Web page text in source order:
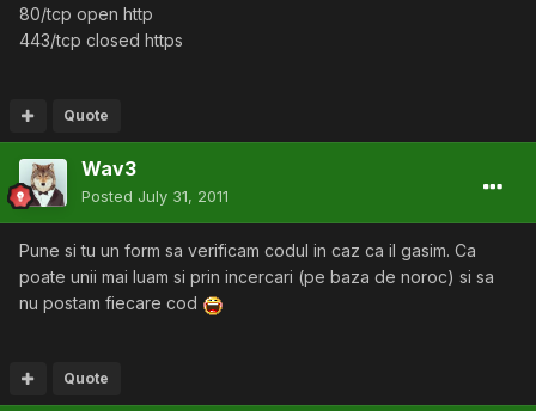
80/tcp open http
443/tcp closed https
Quote
Wav3
Posted July 31, 2011
Pune si tu un form sa verificam codul in caz ca il gasim. Ca
poate unii mai luam si prin incercari (pe baza de noroc) si sa
nu postam fiecare cod
Quote